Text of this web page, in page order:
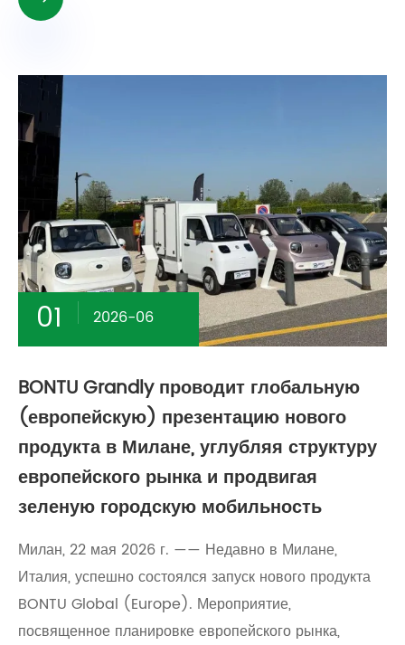
01 2026-06
BONTU Grandly проводит глобальную
(европейскую) презентацию нового
продукта в Милане, углубляя структуру
европейского рынка и продвигая
зеленую городскую мобильность
Милан, 22 мая 2026 г. —— Недавно в Милане,
Италия, успешно состоялся запуск нового продукта
BONTU Global (Europe). Мероприятие,
посвященное планировке европейского рынка,